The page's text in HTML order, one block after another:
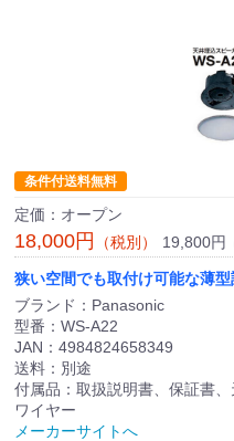
条件付送料無料
定価：オープン
18,000円 （税別） 19,800円
狭い空間でも取付け可能な薄型
ブランド：Panasonic
型番：WS-A22
JAN：4984824658349
送料：別途
付属品：取扱説明書、保証書
ワイヤー
メーカーサイトへ